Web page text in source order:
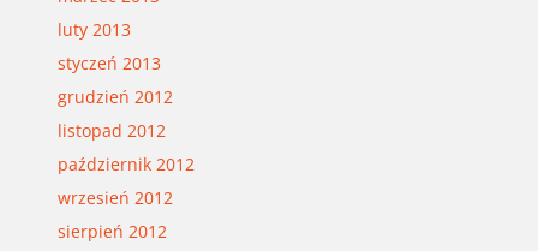
luty 2013
styczeń 2013
grudzień 2012
listopad 2012
październik 2012
wrzesień 2012
sierpień 2012